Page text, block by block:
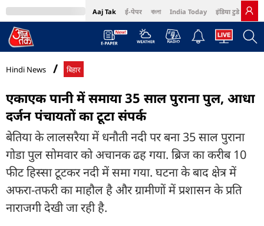
Aaj Tak ई-पेपर বাংলা India Today इंडिया टुडे हिंदी
MumbaiTak Cosmopolitan Harper's Bazaar Northeast
Hindi News बिहार
एकाएक पानी में समाया 35 साल पुराना पुल, आधा
दर्जन पंचायतों का टूटा संपर्क
बेतिया के लालसरैया में धनौती नदी पर बना 35 साल पुराना
गोडा पुल सोमवार को अचानक ढह गया. ब्रिज का करीब 10
फीट हिस्सा टूटकर नदी में समा गया. घटना के बाद क्षेत्र में
अफरा-तफरी का माहौल है और ग्रामीणों में प्रशासन के प्रति
नाराजगी देखी जा रही है.